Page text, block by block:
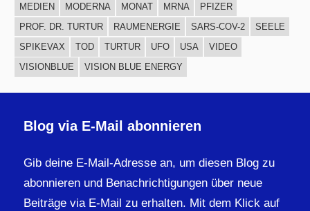
MEDIEN
MODERNA MONAT MRNA
PFIZER
PROF. DR. TURTUR
RAUMENERGIE SARS-COV-2
SEELE
SPIKEVAX
TOD TURTUR UFO USA
VIDEO
VISIONBLUE
VISION BLUE ENERGY
Blog via E-Mail abonnieren
Gib deine E-Mail-Adresse an, um diesen Blog zu
abonnieren und Benachrichtigungen über neue
Beiträge via E-Mail zu erhalten. Mit dem Klick auf